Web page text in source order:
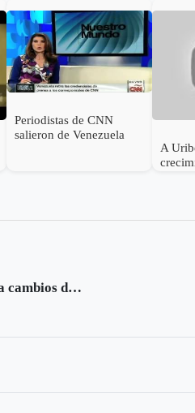
Periodistas de CNN
salieron de Venezuela
A
Icfes anuncia cambios de la Prueba 'Saber 11'